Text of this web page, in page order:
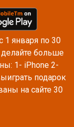
1 января по 30
больше
1- iPhone 2-
подарок
на сайте 30